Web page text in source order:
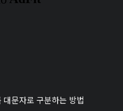
대문자로 구분하는 방법